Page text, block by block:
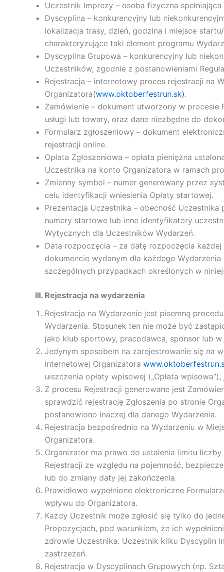
Uczestnik Imprezy – osoba fizyczna
Dyscyplina – konkurencyjny lub
lokalizacja trasy, dzień, godzina i miejsce
charakteryzujące taki element programu
Dyscyplina Grupowa – konkurencyjny lub
Uczestników, zgodnie z postanowieniami
Rejestracja – internetowy proces rejestracji na
Organizatora(www.oktoberfestrun.sk).
Zamówienie – dokument utworzony w
usługi lub towary, oraz dane niezbędne do
Formularz zgłoszeniowy – dokument
rejestracji online.
Opłata Zgłoszeniowa – opłata pieniężna
Uczestnika na konto Organizatora w ramach
Zmienny symbol – numer generowany przez
celu identyfikacji wniesienia Opłaty startowej.
Prezentacja Uczestnika – obecność
numery startowe lub inne identyfikatory
Wytycznych dla Uczestników Wydarzeń.
Data rozpoczęcia – za datę rozpoczęcia
dokumencie wydanym dla każdego
szczególnych przypadkach określonych w
III. Rejestracja na wydarzenia
Rejestracja na Wydarzenie jest pisemną
Wydarzenia. Stosunek ten nie może być
jako klub sportowy, pracodawca, sponsor lub
Jedynym sposobem na zarejestrowanie się na
internetowej Organizatora
uiszczenia opłaty wpisowej („Opłata
Z procesu Rejestracji generowane jest
sprawdzić rejestrację Zgłoszenia po stronie
postanowiono inaczej dla danego Wydarzenia.
Rejestracja bezpośrednio na Wydarzeniu w
Organizatora.
Organizator ma prawo do ustalenia limitu
Rejestracji ze względu na pojemność,
lub do zmiany daty jej zakończenia.
Prawidłowo wypełnione elektroniczne
wpływu do Organizatora.
Każdy Uczestnik może zgłosić się tylko do
Propozycjach, pod warunkiem, że ich
zdrowie Uczestnika. Uczestnik kilku Dyscyplin
zastrzeżeń.
Rejestracja w Dyscyplinach Grupowych (np.